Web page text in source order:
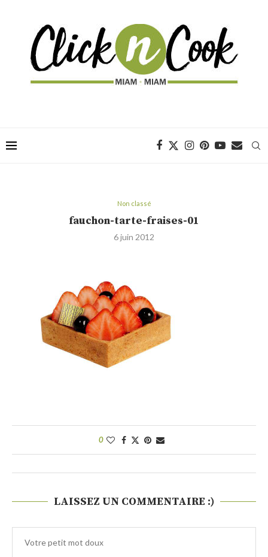
Non classé
fauchon-tarte-fraises-01
6 juin 2012
0
LAISSEZ UN COMMENTAIRE :)